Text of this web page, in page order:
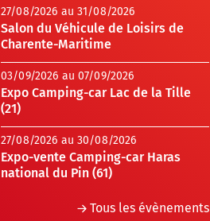
27/08/2026 au 31/08/2026
Salon du Véhicule de Loisirs de
Charente-Maritime
03/09/2026 au 07/09/2026
Expo Camping-car Lac de la Tille
(21)
27/08/2026 au 30/08/2026
Expo-vente Camping-car Haras
national du Pin (61)
Tous les évènements